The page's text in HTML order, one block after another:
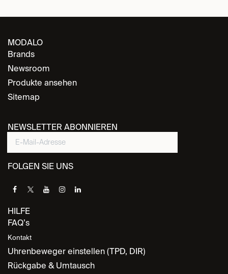
MODALO
Brands
Newsroom
Produkte ansehen
Sitemap
NEWSLETTER ABONNIEREN
FOLGEN SIE UNS
HILFE
FAQ’s
Kontakt
Uhrenbeweger einstellen (TPD, DIR)
Rückgabe & Umtausch